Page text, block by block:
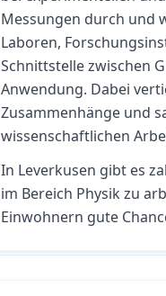
Messungen durch und
Laboren,
Schnittstelle zwischen
Anwendung. Dabei
Zusammenhänge und
wissenschaftlichen
In Leverkusen gibt es
im Bereich Physik zu
Einwohnern gute